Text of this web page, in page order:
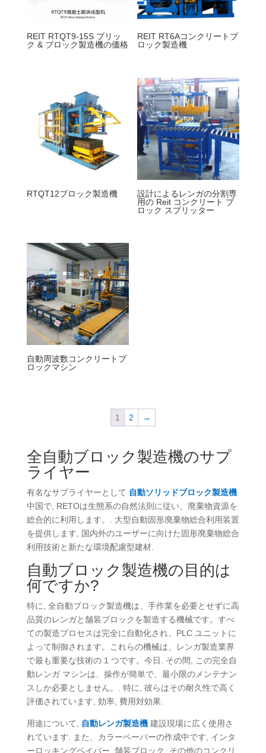
REIT RTQT9-15S ブリッ
ク & ブロック製造機の価格
REIT RT6Aコンクリートブ
ロック製造機
RTQT12ブロック製造機
設計によるレンガの分割専
用の Reit コンクリート ブ
ロック スプリッター
自動周波数コンクリートブ
ロックマシン
1 2 →
全自動ブロック製造機のサプ
ライヤー
有名なサプライヤーとして 自動ソリッドブロック製造機
中国で, RETOは生態系の自然法則に従い、廃棄物資源を
総合的に利用します。. 大型自動固形廃棄物総合利用装置
を提供します, 国内外のユーザーに向けた固形廃棄物総合
利用技術と新たな環境配慮型建材.
自動ブロック製造機の目的は
何ですか?
特に, 全自動ブロック製造機は、手作業を必要とせずに高
品質のレンガと舗装ブロックを製造する機械です。すべ
ての製造プロセスは完全に自動化され、PLC ユニットに
よって制御されます。これらの機械は、レンガ製造業界
で最も重要な技術の 1 つです。今日. その間, この完全自
動レンガ マシンは、操作が簡単で、最小限のメンテナン
スしか必要としません。. 特に, 彼らはその耐久性で高く
評価されています, 効率, 費用対効果.
用途について, 自動レンガ製造機建設現場に広く使用さ
れています. また、カラーペーバーの作成中です, インタ
ーロッキングペイバー, 舗装ブロック, その他のコンクリ